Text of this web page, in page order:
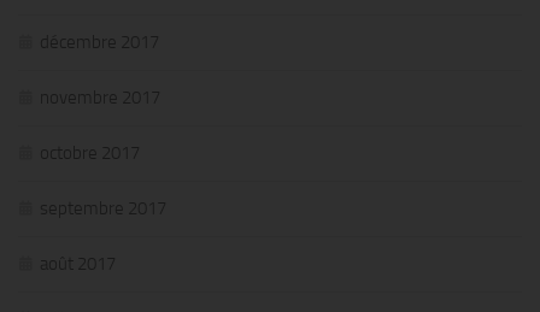
décembre 2017
novembre 2017
octobre 2017
septembre 2017
août 2017